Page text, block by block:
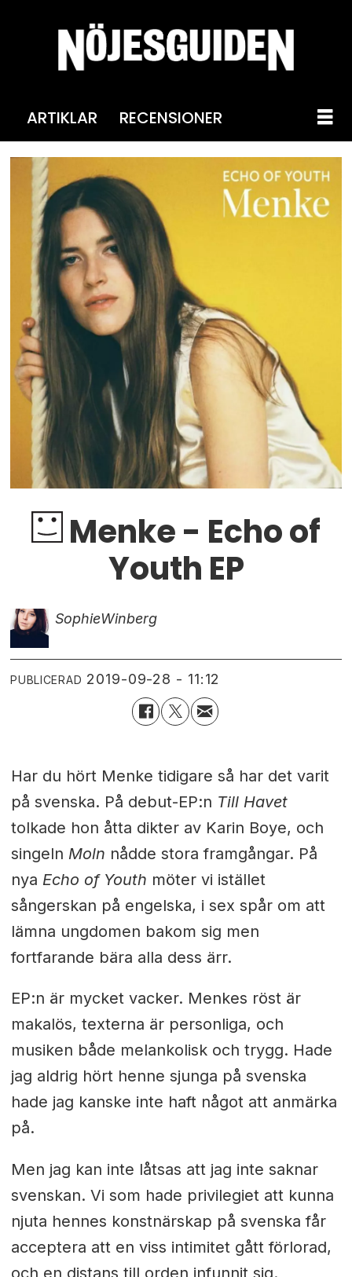
ARTIKLAR RECENSIONER
Menke - Echo of
Youth EP
SophieWinberg
PUBLICERAD 2019-09-28 - 11:12
Har du hört Menke tidigare så har det varit
på svenska. På debut-EP:n Till Havet
tolkade hon åtta dikter av Karin Boye, och
singeln Moln nådde stora framgångar. På
nya Echo of Youth möter vi istället
sångerskan på engelska, i sex spår om att
lämna ungdomen bakom sig men
fortfarande bära alla dess ärr.
EP:n är mycket vacker. Menkes röst är
makalös, texterna är personliga, och
musiken både melankolisk och trygg. Hade
jag aldrig hört henne sjunga på svenska
hade jag kanske inte haft något att anmärka
på.
Men jag kan inte låtsas att jag inte saknar
svenskan. Vi som hade privilegiet att kunna
njuta hennes konstnärskap på svenska får
acceptera att en viss intimitet gått förlorad,